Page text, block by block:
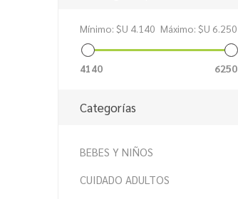
Mínimo: $U 4.140 Máximo: $U 6.250
4140 6250
Categorías
BEBES Y NIÑOS
CUIDADO ADULTOS